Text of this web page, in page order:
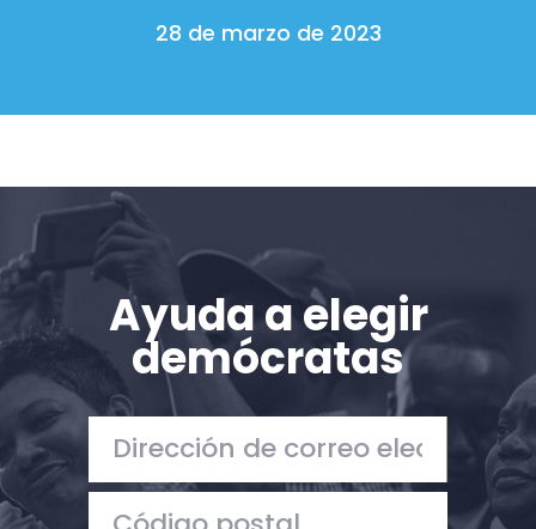
28 de marzo de 2023
Ayuda a elegir
demócratas